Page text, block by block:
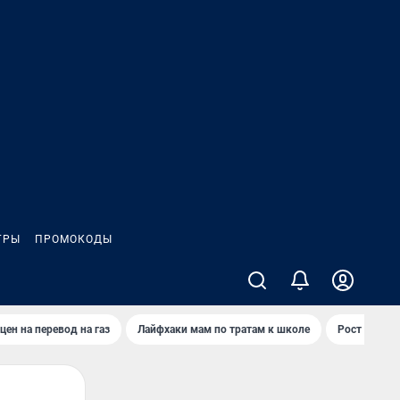
ПРОМОКОДЫ
на перевод на газ Лайфхаки мам по тратам к школе Рост цен на